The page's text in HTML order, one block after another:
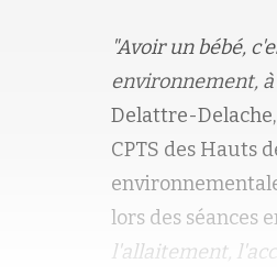
"Avoir un bébé,
environnement,
Delattre-
CPTS des Hauts
lors des séances
l'allaitement,